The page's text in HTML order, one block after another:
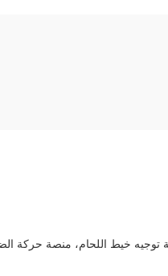
خيط اللحام، منصة حركة